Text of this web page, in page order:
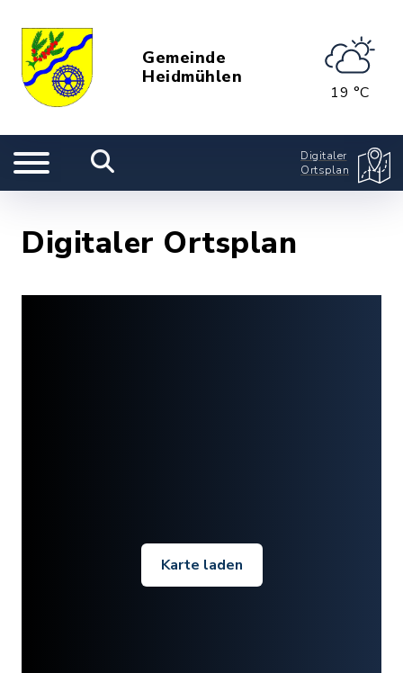
Gemeinde
Heidmühlen
19 °C
Digitaler
Ortsplan
Digitaler Ortsplan
Karte laden